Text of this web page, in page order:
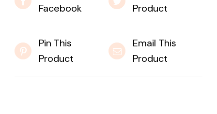
Facebook
Product
Pin This
Product
Email This
Product